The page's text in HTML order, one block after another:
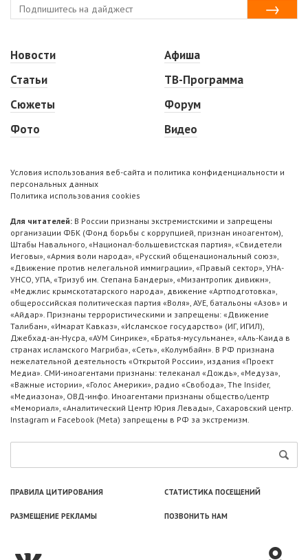
Новости
Статьи
Сюжеты
Фото
Афиша
ТВ-Программа
Форум
Видео
Условия использования веб-сайта и политика конфиденциальности и
персональных данных
Политика использования cookies
Для читателей: В России признаны экстремистскими и запрещены
организации ФБК (Фонд борьбы с коррупцией, признан иноагентом),
Штабы Навального, «Национал-большевистская партия», «Свидетели
Иеговы», «Армия воли народа», «Русский общенациональный союз»,
«Движение против нелегальной иммиграции», «Правый сектор», УНА-
УНСО, УПА, «Тризуб им. Степана Бандеры», «Мизантропик дивижн»,
«Меджлис крымскотатарского народа», движение «Артподготовка»,
общероссийская политическая партия «Воля», АУЕ, батальоны «Азов» и
«Айдар». Признаны террористическими и запрещены: «Движение
Талибан», «Имарат Кавказ», «Исламское государство» (ИГ, ИГИЛ),
Джебхад-ан-Нусра, «АУМ Синрике», «Братья-мусульмане», «Аль-Каида в
странах исламского Магриба», «Сеть», «Колумбайн». В РФ признана
нежелательной деятельность «Открытой России», издания «Проект
Медиа». СМИ-иноагентами признаны: телеканал «Дождь», «Медуза»,
«Важные истории», «Голос Америки», радио «Свобода», The Insider,
«Медиазона», ОВД-инфо. Иноагентами признаны общество/центр
«Мемориал», «Аналитический Центр Юрия Левады», Сахаровский центр.
Instagram и Facebook (Metа) запрещены в РФ за экстремизм.
ПРАВИЛА ЦИТИРОВАНИЯ СТАТИСТИКА ПОСЕЩЕНИЙ
РАЗМЕЩЕНИЕ РЕКЛАМЫ ПОЗВОНИТЬ НАМ